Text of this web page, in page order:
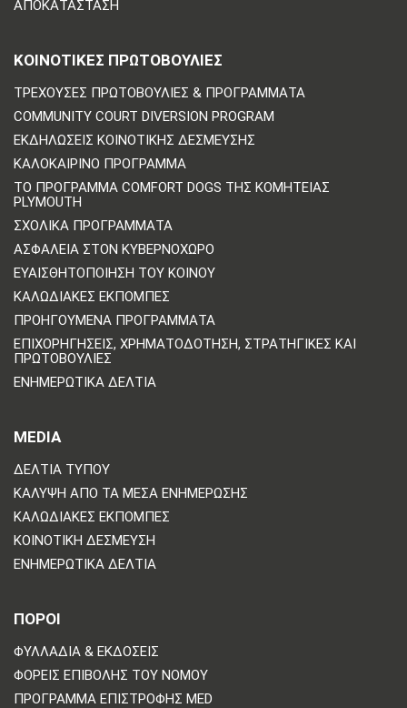
ΑΠΟΚΑΤΆΣΤΑΣΗ
ΚΟΙΝΟΤΙΚΈΣ ΠΡΩΤΟΒΟΥΛΊΕΣ
ΤΡΈΧΟΥΣΕΣ ΠΡΩΤΟΒΟΥΛΊΕΣ & ΠΡΟΓΡΆΜΜΑΤΑ
COMMUNITY COURT DIVERSION PROGRAM
ΕΚΔΗΛΏΣΕΙΣ ΚΟΙΝΟΤΙΚΉΣ ΔΈΣΜΕΥΣΗΣ
ΚΑΛΟΚΑΙΡΙΝΌ ΠΡΌΓΡΑΜΜΑ
ΤΟ ΠΡΌΓΡΑΜΜΑ COMFORT DOGS ΤΗΣ ΚΟΜΗΤΕΊΑΣ
PLYMOUTH
ΣΧΟΛΙΚΆ ΠΡΟΓΡΆΜΜΑΤΑ
ΑΣΦΆΛΕΙΑ ΣΤΟΝ ΚΥΒΕΡΝΟΧΏΡΟ
ΕΥΑΙΣΘΗΤΟΠΟΊΗΣΗ ΤΟΥ ΚΟΙΝΟΎ
ΚΑΛΩΔΙΑΚΈΣ ΕΚΠΟΜΠΈΣ
ΠΡΟΗΓΟΎΜΕΝΑ ΠΡΟΓΡΆΜΜΑΤΑ
ΕΠΙΧΟΡΗΓΉΣΕΙΣ, ΧΡΗΜΑΤΟΔΌΤΗΣΗ, ΣΤΡΑΤΗΓΙΚΈΣ ΚΑΙ
ΠΡΩΤΟΒΟΥΛΊΕΣ
ΕΝΗΜΕΡΩΤΙΚΆ ΔΕΛΤΊΑ
MEDIA
ΔΕΛΤΊΑ ΤΎΠΟΥ
ΚΆΛΥΨΗ ΑΠΌ ΤΑ ΜΈΣΑ ΕΝΗΜΈΡΩΣΗΣ
ΚΑΛΩΔΙΑΚΈΣ ΕΚΠΟΜΠΈΣ
ΚΟΙΝΟΤΙΚΉ ΔΈΣΜΕΥΣΗ
ΕΝΗΜΕΡΩΤΙΚΆ ΔΕΛΤΊΑ
ΠΟΡΟΙ
ΦΥΛΛΆΔΙΑ & ΕΚΔΌΣΕΙΣ
ΦΟΡΕΊΣ ΕΠΙΒΟΛΉΣ ΤΟΥ ΝΌΜΟΥ
ΠΡΌΓΡΑΜΜΑ ΕΠΙΣΤΡΟΦΉΣ MED